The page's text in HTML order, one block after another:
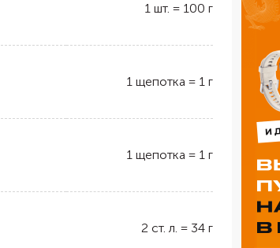
1 шт. = 100 г
1 щепотка = 1 г
1 щепотка = 1 г
2 ст. л. = 34 г